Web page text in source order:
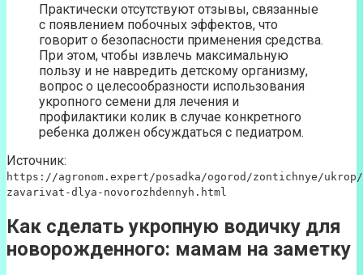
Практически отсутствуют отзывы, связанные
с появлением побочных эффектов, что
говорит о безопасности применения средства.
При этом, чтобы извлечь максимальную
пользу и не навредить детскому организму,
вопрос о целесообразности использования
укропного семени для лечения и
профилактики колик в случае конкретного
ребенка должен обсуждаться с педиатром.
Источник:
https://agronom.expert/posadka/ogorod/zontichnye/
zavarivat-dlya-novorozhdennyh.html
Как сделать укропную водичку для
новорожденного: мамам на заметку